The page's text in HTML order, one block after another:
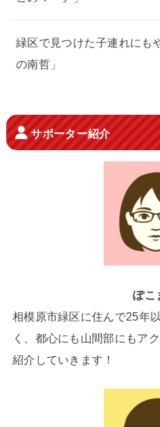
緑区で見つけた子連れにも
の南哲」
サポーター紹介
ぽこ
相模原市緑区に住んで25年
く、都心にも山間部にもア
紹介していきます！